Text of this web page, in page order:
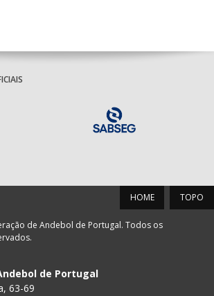
TOPO
HOME
de Andebol de Portugal. Todos os
de Portugal
63-69